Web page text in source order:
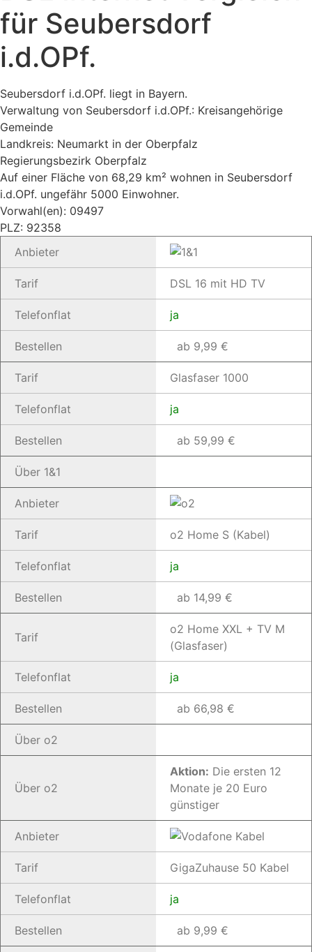
für Seubersdorf
i.d.OPf.
Seubersdorf i.d.OPf. liegt in Bayern.
Verwaltung von Seubersdorf i.d.OPf.: Kreisangehörige
Gemeinde
Landkreis: Neumarkt in der Oberpfalz
Regierungsbezirk Oberpfalz
Auf einer Fläche von 68,29 km² wohnen in Seubersdorf
i.d.OPf. ungefähr 5000 Einwohner.
Vorwahl(en): 09497
PLZ: 92358
Anbieter
Tarif DSL 16 mit HD TV
Telefonflat ja
Bestellen ab 9,99 €
Tarif Glasfaser 1000
Telefonflat ja
Bestellen ab 59,99 €
Über 1&1
Anbieter
Tarif o2 Home S (Kabel)
Telefonflat ja
Bestellen ab 14,99 €
Tarif
o2 Home XXL + TV M
(Glasfaser)
Telefonflat ja
Bestellen ab 66,98 €
Über o2
Über o2
Aktion: Die ersten 12
Monate je 20 Euro
günstiger
Anbieter
Tarif GigaZuhause 50 Kabel
Telefonflat ja
Bestellen ab 9,99 €